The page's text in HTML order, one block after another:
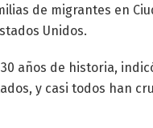
de migrantes en
Unidos.
años de historia,
y casi todos han